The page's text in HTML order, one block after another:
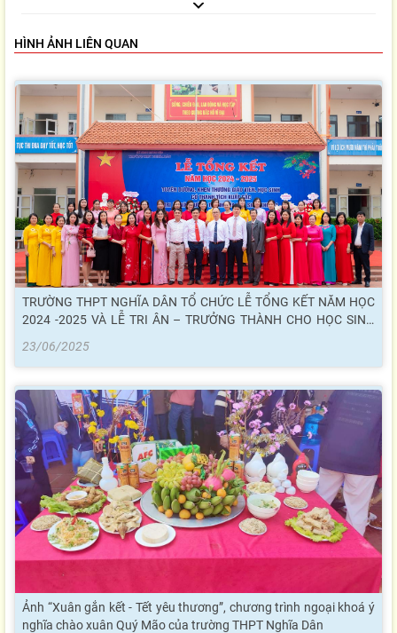
HÌNH ẢNH LIÊN QUAN
TRƯỜNG THPT NGHĨA DÂN TỔ CHỨC LỄ TỔNG KẾT NĂM HỌC
2024 -2025 VÀ LỄ TRI ÂN – TRƯỞNG THÀNH CHO HỌC SINH
23/06/2025
Ảnh “Xuân gắn kết - Tết yêu thương”, chương trình ngoại khoá ý
nghĩa chào xuân Quý Mão của trường THPT Nghĩa Dân